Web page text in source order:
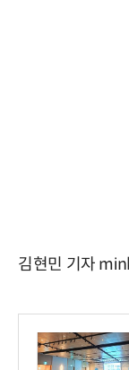
김현민 기자